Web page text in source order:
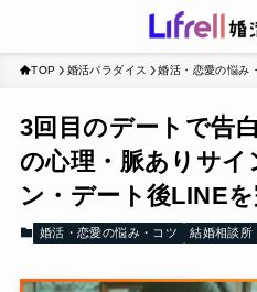
TOP 婚活パラダイス 婚活・恋愛の悩み
3回目のデートで告
の心理・脈ありサイ
ン・デート後LINE
婚活・恋愛の悩み・コツ 結婚相談所